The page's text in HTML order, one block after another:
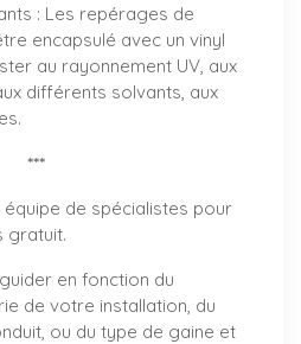
: Les repérages de
encapsulé avec un vinyl
au rayonnement UV, aux
différents solvants, aux
***
de spécialistes pour
gratuit.
en fonction du
de votre installation, du
ou du type de gaine et